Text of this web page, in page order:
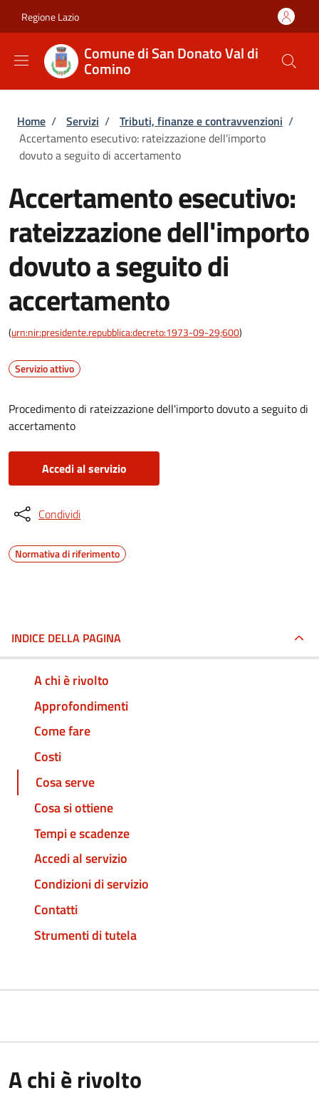
Regione Lazio
Comune di San Donato Val di
Comino
Briciole di pane
Home / Servizi / Tributi, finanze e contravvenzioni /
Accertamento esecutivo: rateizzazione dell'importo
dovuto a seguito di accertamento
Accertamento esecutivo:
rateizzazione dell'importo
dovuto a seguito di
accertamento
(urn:nir:presidente.repubblica:decreto:1973-09-29;600)
Servizio attivo
Procedimento di rateizzazione dell'importo dovuto a seguito di
accertamento
Accedi al servizio
Condividi
Normativa di riferimento
INDICE DELLA PAGINA
A chi è rivolto
Approfondimenti
Come fare
Costi
Cosa serve
Cosa si ottiene
Tempi e scadenze
Accedi al servizio
Condizioni di servizio
Contatti
Strumenti di tutela
A chi è rivolto